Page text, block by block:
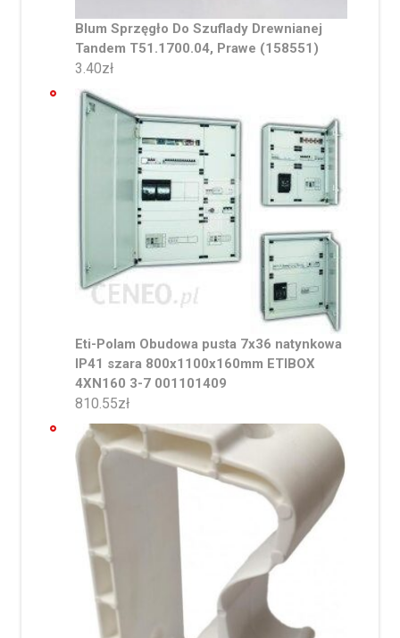
Blum Sprzęgło Do Szuflady Drewnianej
Tandem T51.1700.04, Prawe (158551)
3.40zł
Eti-Polam Obudowa pusta 7x36 natynkowa
IP41 szara 800x1100x160mm ETIBOX
4XN160 3-7 001101409
810.55zł